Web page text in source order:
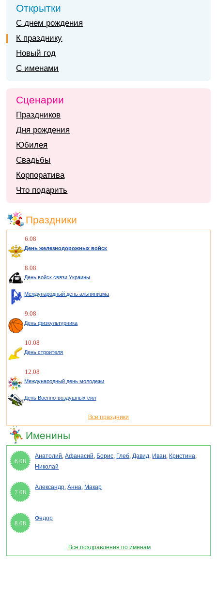
Открытки
С днем рождения
К празднику
Новый год
С именами
Сценарии
Праздников
Дня рождения
Юбилея
Свадьбы
Корпоратива
Что подарить
Праздники
6.08
День железнодорожных войск
8.08
День войск связи Украины
Международный день альпинизма
9.08
День физкультурника
10.08
День строителя
12.08
Международный день молодежи
День Военно-воздушных сил
Все праздники
Именины
6.08
Анатолий,Афанасий, Борис, Глеб,Давид, Иван, Кристина,
Николай
7.08
Александр,Анна, Макар
8.08
Федор
Все поздравления по именам